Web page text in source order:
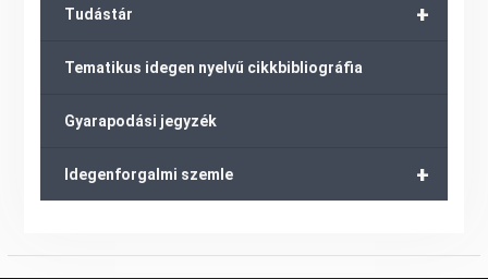
+
Tudástár
Tematikus idegen nyelvű cikkbibliográfia
Gyarapodási jegyzék
+
Idegenforgalmi szemle